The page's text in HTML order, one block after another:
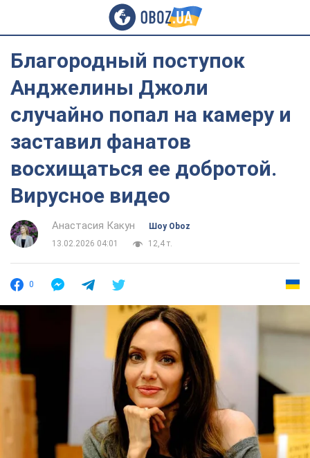
Благородный поступок
Анджелины Джоли
случайно попал на камеру и
заставил фанатов
восхищаться ее добротой.
Вирусное видео
Анастасия Какун
Шоу Oboz
13.02.2026 04:01
12,4 т.
0